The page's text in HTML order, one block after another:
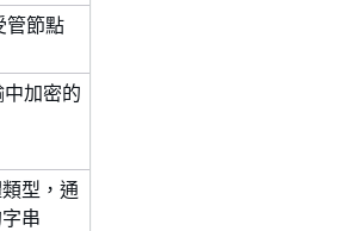
管節點
加密的
型，通
串